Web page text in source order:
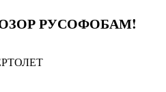
РУСОФОБАМ!